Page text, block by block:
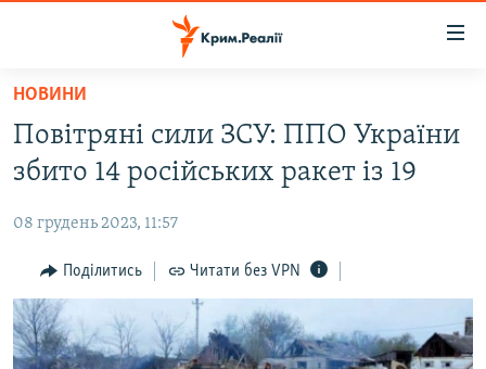
Перейти
основного
матеріалу
до
навігації
Перейти
до
пошуку
ВОДА.КРИМ
ВІДЕО ТА ФОТО
ПОЛІТИКА
БЛОГИ
ПОГЛЯД
ІНТЕРВ'Ю
НОВИНИ
Повітряні сили ЗСУ: ППО України
збито 14 російських ракет із 19
08 грудень 2023, 11:57
Поділитись Читати без VPN